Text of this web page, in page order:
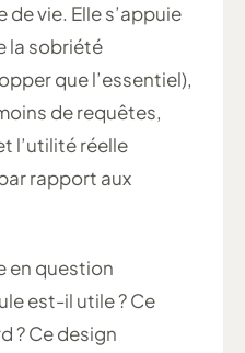
de vie. Elle s’appuie
la sobriété
que l’essentiel),
de requêtes,
l’utilité réelle
rapport aux
en question
est-il utile ? Ce
? Ce design